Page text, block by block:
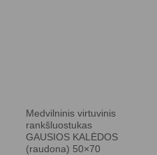
Medvilninis virtuvinis
rankšluostukas
GAUSIOS KALĖDOS
(raudona) 50×70